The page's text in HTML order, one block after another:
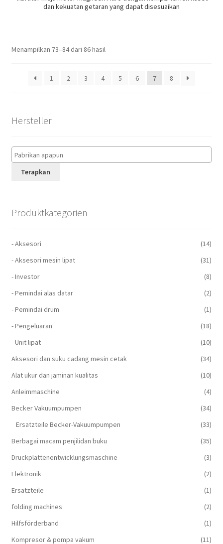
dan kekuatan getaran yang dapat disesuaikan
Menampilkan 73–84 dari 86 hasil
1 2 3 4 5 6 7 8
Hersteller
Terapkan
Produktkategorien
- Aksesori
(14)
- Aksesori mesin lipat
(31)
- Investor
(8)
- Pemindai alas datar
(2)
- Pemindai drum
(1)
- Pengeluaran
(18)
- Unit lipat
(10)
Aksesori dan suku cadang mesin cetak
(34)
Alat ukur dan jaminan kualitas
(10)
Anleimmaschine
(4)
Becker Vakuumpumpen
(34)
Ersatzteile Becker-Vakuumpumpen
(33)
Berbagai macam penjilidan buku
(35)
Druckplattenentwicklungsmaschine
(3)
Elektronik
(2)
Ersatzteile
(1)
folding machines
(2)
Hilfsförderband
(1)
Kompresor & pompa vakum
(11)